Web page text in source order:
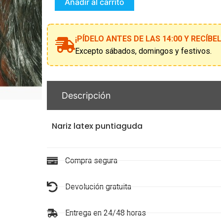
¡PÍDELO ANTES DE LAS 14:00 Y
Excepto sábados, domingos y festivos.
Descripción
Nariz latex puntiaguda
Compra segura
Devolución gratuita
Entrega en 24/48 horas